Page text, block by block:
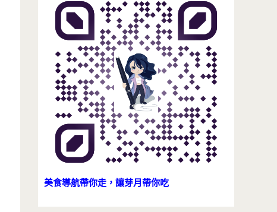
美食導航帶你走，讓芽月帶你吃